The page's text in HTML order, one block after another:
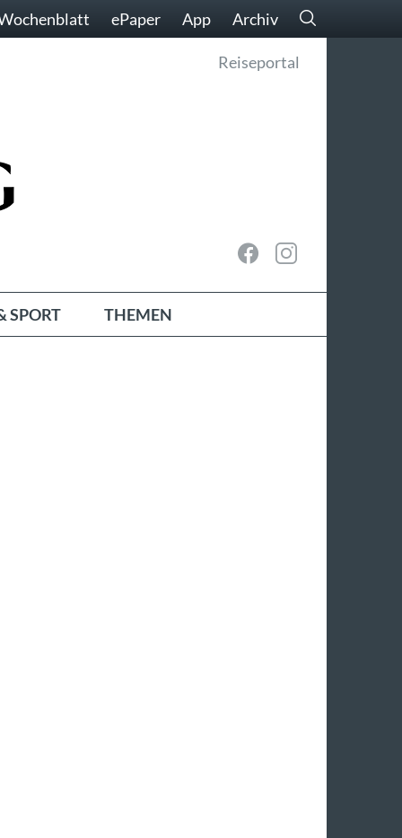
ePaper App Archiv
Reiseportal
SPORT THEMEN